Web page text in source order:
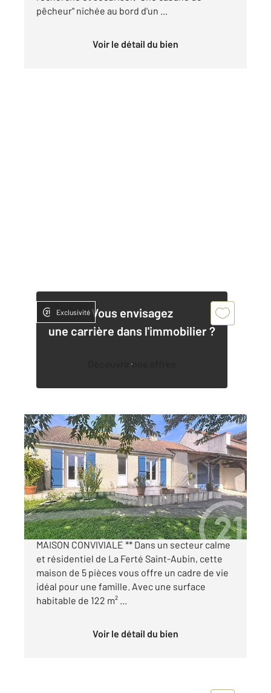
pêcheur" nichée au bord d'un ...
Voir le détail du bien
Vous envisagez
une carrière dans l'immobilier ?
Découvrir nos offres
Exclusivité
LA FERTE ST AUBIN 45
110 m2, 5 pièces
Ref : 1392
Maison à vendre
249 958 €
** EN EXCLUSIVITE LA FERTE SAINT AUBIN
MAISON CONVIVIALE ** Dans un secteur calme
et résidentiel de La Ferté Saint-Aubin, cette
maison de 5 pièces vous offre un cadre de vie
idéal pour une famille. Avec une surface
habitable de 122 m² ...
Voir le détail du bien